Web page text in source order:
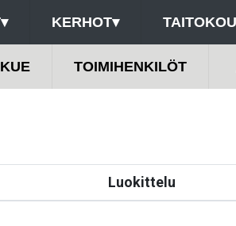
▾ KERHOT▾
TOIMIHENKILÖT
Luokittelu